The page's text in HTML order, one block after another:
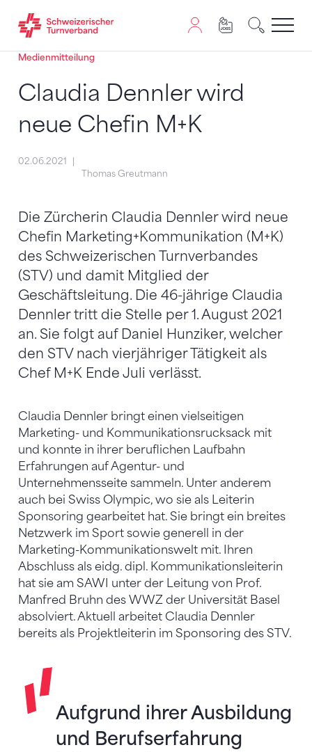
Zum Inhalt springen
Zur Sitemap navigieren
Zum Navigieren dieser Seite wird JavaScript benötigt.
Medienmitteilung
Claudia Dennler wird
neue Chefin M+K
02.06.2021
Thomas Greutmann
Die Zürcherin Claudia Dennler wird neue
Chefin Marketing+Kommunikation (M+K)
des Schweizerischen Turnverbandes
(STV) und damit Mitglied der
Geschäftsleitung. Die 46-jährige Claudia
Dennler tritt die Stelle per 1. August 2021
an. Sie folgt auf Daniel Hunziker, welcher
den STV nach vierjähriger Tätigkeit als
Chef M+K Ende Juli verlässt.
Claudia Dennler bringt einen vielseitigen
Marketing- und Kommunikationsrucksack mit
und konnte in ihrer beruflichen Laufbahn
Erfahrungen auf Agentur- und
Unternehmensseite sammeln. Unter anderem
auch bei Swiss Olympic, wo sie als Leiterin
Sponsoring gearbeitet hat. Sie bringt ein breites
Netzwerk im Sport sowie generell in der
Marketing-Kommunikationswelt mit. Ihren
Abschluss als eidg. dipl. Kommunikationsleiterin
hat sie am SAWI unter der Leitung von Prof.
Manfred Bruhn des WWZ der Universität Basel
absolviert. Aktuell arbeitet Claudia Dennler
bereits als Projektleiterin im Sponsoring des STV.
Aufgrund ihrer Ausbildung
und Berufserfahrung